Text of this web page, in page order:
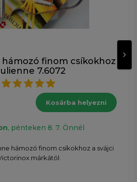
hámozó finom csíkokhoz
7.6072
Kosárba helyezni
, pénteken 8. 7. Önnél
hámozó finom csíkokhoz a svájci
márkától.